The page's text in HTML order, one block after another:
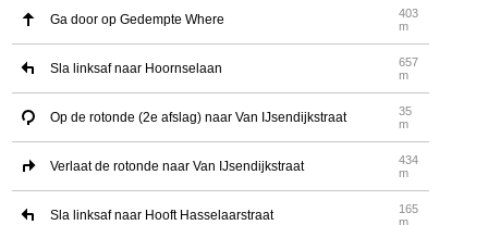
Ga door op Gedempte Where
403
m
Sla linksaf naar Hoornselaan
657
m
Op de rotonde (2e afslag) naar Van IJsendijkstraat
35
m
Verlaat de rotonde naar Van IJsendijkstraat
434
m
Sla linksaf naar Hooft Hasselaarstraat
165
m